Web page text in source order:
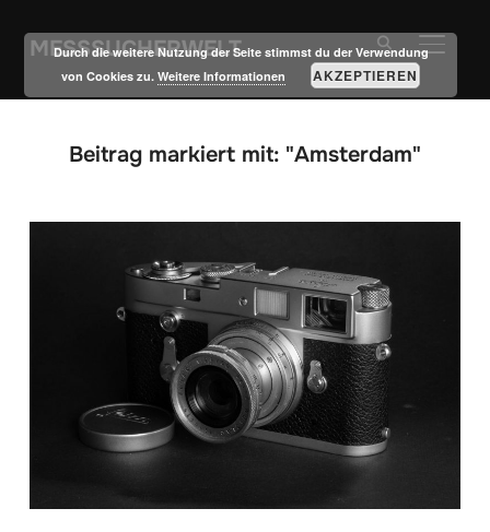
MESSSUCHERWELT
Beitrag markiert mit: "Amsterdam"
Durch die weitere Nutzung der Seite stimmst du der Verwendung
von Cookies zu.Weitere Informationen AKZEPTIEREN